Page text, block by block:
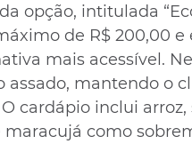
opção, intitulada
de R$ 200,00
mais acessível.
assado, mantendo o
cardápio inclui
maracujá como